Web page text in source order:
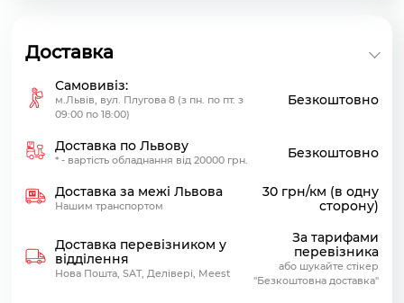
Доставка
Самовивіз:
м.Львів, вул. Плугова 8 (з пн. по пт. з
09:00 по 18:00)
Безкоштовно
Доставка по Львову
* - вартість обладнання від 20000 грн. Безкоштовно
Доставка за межі Львова
Нашим транспортом
30 грн/км (в одну
сторону)
Доставка перевізником у
відділення
Нова Пошта, SAT, Делівері, Meest
За тарифами
перевізника
або шукайте стікер
"Безкоштовна доставка"